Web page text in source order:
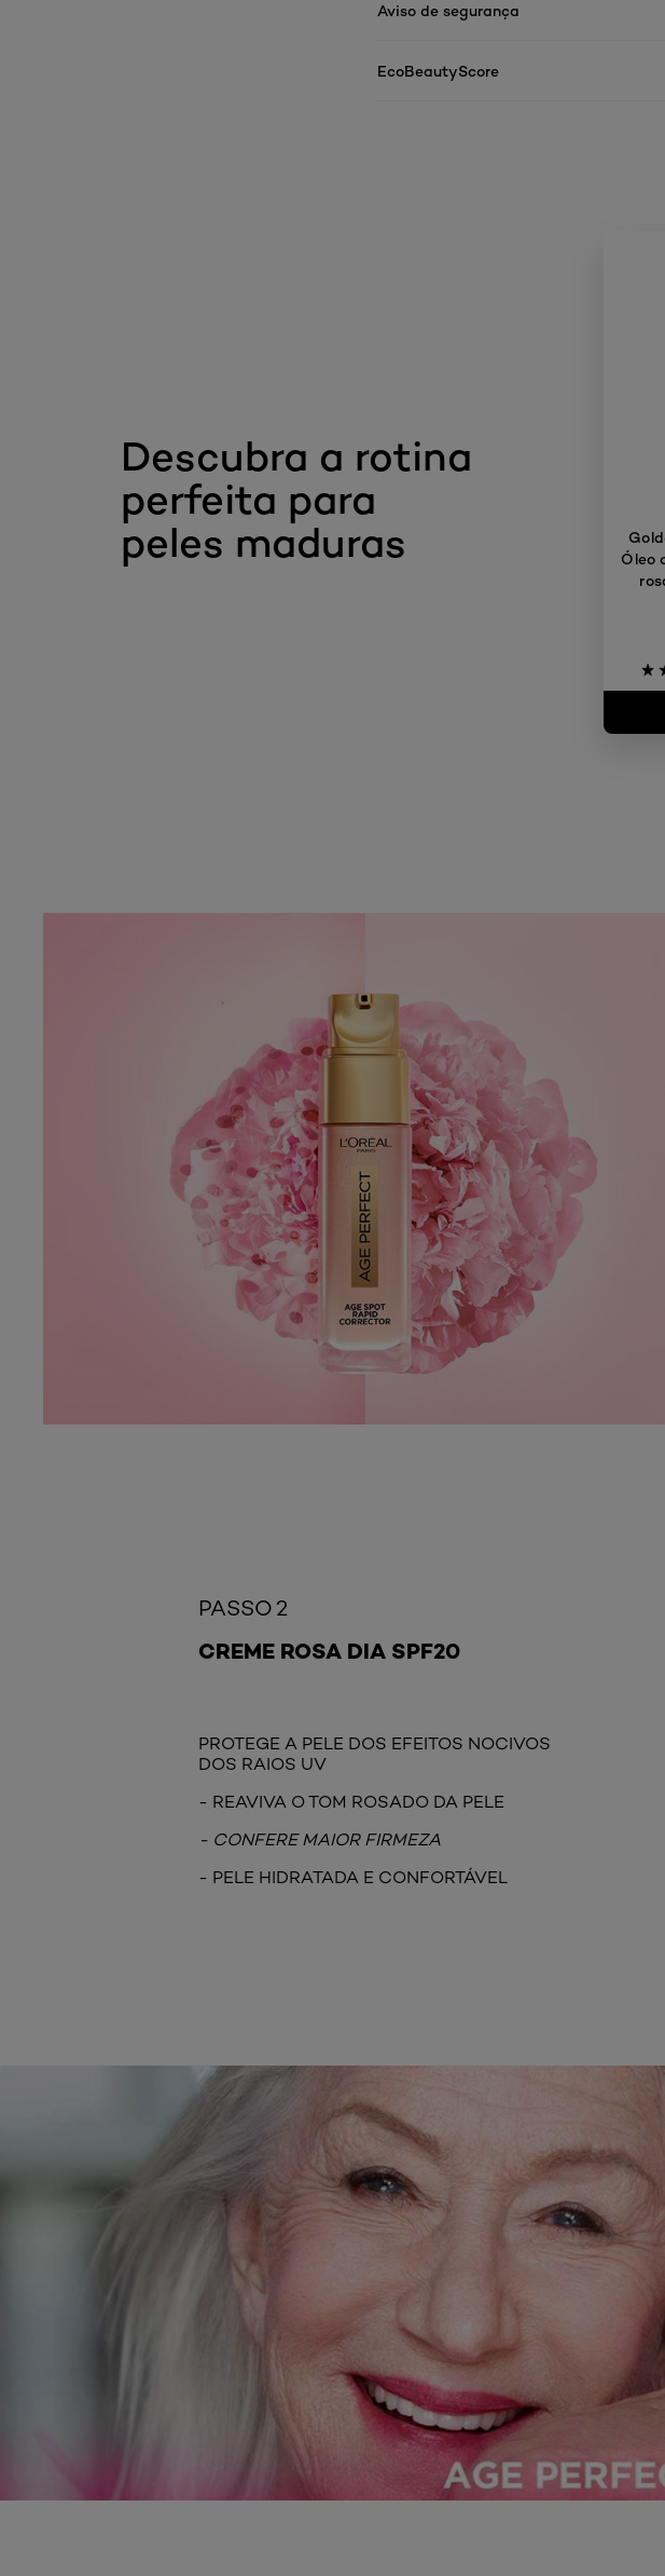
Aviso de segurança
EcoBeautyScore
Descubra a rotina
perfeita para
peles maduras
Óleo
PASSO 2
CREME ROSA DIA SPF20
PROTEGE A PELE DOS EFEITOS NOCIVOS
DOS RAIOS UV
- REAVIVA O TOM ROSADO DA PELE
- CONFERE MAIOR FIRMEZA
- PELE HIDRATADA E CONFORTÁVEL